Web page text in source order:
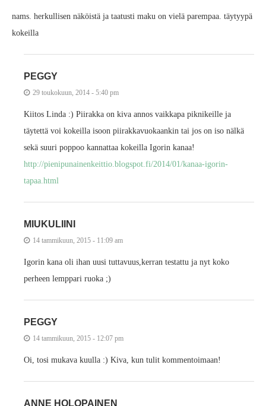
nams. herkullisen näköistä ja taatusti maku on vielä parempaa. täytyypä
kokeilla
PEGGY
29 toukokuun, 2014 - 5:40 pm
Kiitos Linda :) Piirakka on kiva annos vaikkapa piknikeille ja
täytettä voi kokeilla isoon piirakkavuokaankin tai jos on iso nälkä
sekä suuri poppoo kannattaa kokeilla Igorin kanaa!
http://pienipunainenkeittio.blogspot.fi/2014/01/kanaa-igorin-
tapaa.html
MIUKULIINI
14 tammikuun, 2015 - 11:09 am
Igorin kana oli ihan uusi tuttavuus,kerran testattu ja nyt koko
perheen lemppari ruoka ;)
PEGGY
14 tammikuun, 2015 - 12:07 pm
Oi, tosi mukava kuulla :) Kiva, kun tulit kommentoimaan!
ANNE HOLOPAINEN